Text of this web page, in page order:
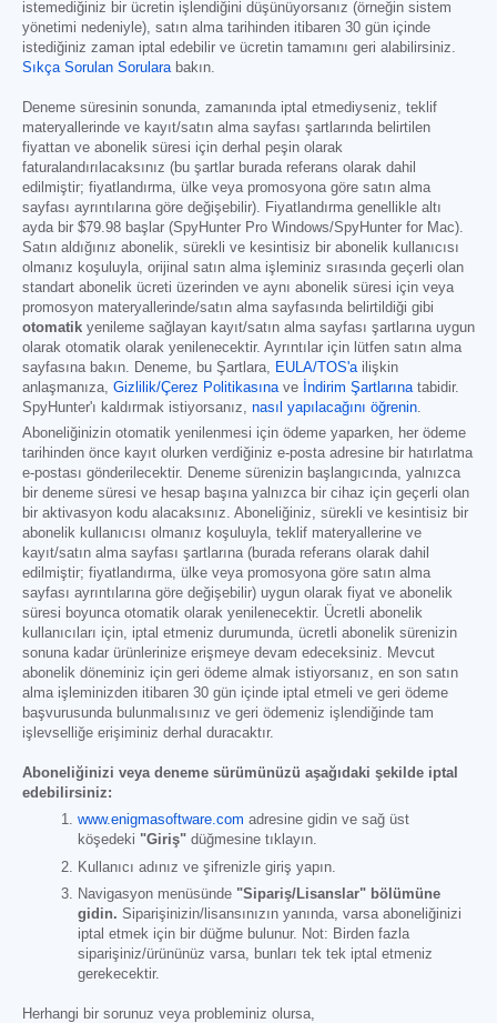
istemediğiniz bir ücretin işlendiğini düşünüyorsanız (örneğin sistem
yönetimi nedeniyle), satın alma tarihinden itibaren 30 gün içinde
istediğiniz zaman iptal edebilir ve ücretin tamamını geri alabilirsiniz.
Sıkça Sorulan Sorularabakın.
Deneme süresinin sonunda, zamanında iptal etmediyseniz, teklif
materyallerinde ve kayıt/satın alma sayfası şartlarında belirtilen
fiyattan ve abonelik süresi için derhal peşin olarak
faturalandırılacaksınız (bu şartlar burada referans olarak dahil
edilmiştir; fiyatlandırma, ülke veya promosyona göre satın alma
sayfası ayrıntılarına göre değişebilir). Fiyatlandırma genellikle altı
ayda bir $79.98 başlar (SpyHunter Pro Windows/SpyHunter for Mac).
Satın aldığınız abonelik, sürekli ve kesintisiz bir abonelik kullanıcısı
olmanız koşuluyla, orijinal satın alma işleminiz sırasında geçerli olan
standart abonelik ücreti üzerinden ve aynı abonelik süresi için veya
promosyon materyallerinde/satın alma sayfasında belirtildiği gibi
otomatik yenileme sağlayan kayıt/satın alma sayfası şartlarına uygun
olarak otomatik olarak yenilenecektir. Ayrıntılar için lütfen satın alma
sayfasına bakın. Deneme, bu Şartlara, EULA/TOS'ailişkin
anlaşmanıza, Gizlilik/Çerez Politikasınave İndirim Şartlarınatabidir.
SpyHunter'ı kaldırmak istiyorsanız, nasıl yapılacağını öğrenin.
Aboneliğinizin otomatik yenilenmesi için ödeme yaparken, her ödeme
tarihinden önce kayıt olurken verdiğiniz e-posta adresine bir hatırlatma
e-postası gönderilecektir. Deneme sürenizin başlangıcında, yalnızca
bir deneme süresi ve hesap başına yalnızca bir cihaz için geçerli olan
bir aktivasyon kodu alacaksınız. Aboneliğiniz, sürekli ve kesintisiz bir
abonelik kullanıcısı olmanız koşuluyla, teklif materyallerine ve
kayıt/satın alma sayfası şartlarına (burada referans olarak dahil
edilmiştir; fiyatlandırma, ülke veya promosyona göre satın alma
sayfası ayrıntılarına göre değişebilir) uygun olarak fiyat ve abonelik
süresi boyunca otomatik olarak yenilenecektir. Ücretli abonelik
kullanıcıları için, iptal etmeniz durumunda, ücretli abonelik sürenizin
sonuna kadar ürünlerinize erişmeye devam edeceksiniz. Mevcut
abonelik döneminiz için geri ödeme almak istiyorsanız, en son satın
alma işleminizden itibaren 30 gün içinde iptal etmeli ve geri ödeme
başvurusunda bulunmalısınız ve geri ödemeniz işlendiğinde tam
işlevselliğe erişiminiz derhal duracaktır.
Aboneliğinizi veya deneme sürümünüzü aşağıdaki şekilde iptal
edebilirsiniz:
www.enigmasoftware.com adresine gidin ve sağ üst
köşedeki "Giriş" düğmesine tıklayın.
Kullanıcı adınız ve şifrenizle giriş yapın.
Navigasyon menüsünde "Sipariş/Lisanslar" bölümüne
gidin. Siparişinizin/lisansınızın yanında, varsa aboneliğinizi
iptal etmek için bir düğme bulunur. Not: Birden fazla
siparişiniz/ürününüz varsa, bunları tek tek iptal etmeniz
gerekecektir.
Herhangi bir sorunuz veya probleminiz olursa,